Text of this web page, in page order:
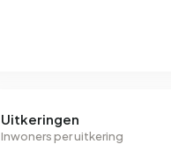
Uitkeringen
Inwoners per uitkering